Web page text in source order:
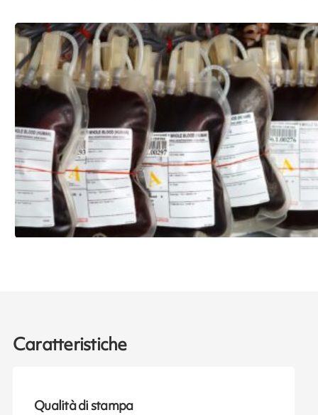
Caratteristiche
Qualità di stampa